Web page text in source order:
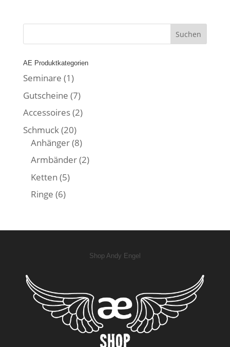
AE Produktkategorien
Seminare (1)
Gutscheine (7)
Accessoires(2)
Schmuck (20)
Anhänger(8)
Armbänder(2)
Ketten (5)
Ringe (6)
Shop Andy Engel